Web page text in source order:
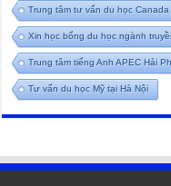
Trung tâm tư vấn du học Canada
Xin học bổng du học ngành
Trung tâm tiếng Anh APEC Hải
Tư vấn du học Mỹ tại Hà Nội